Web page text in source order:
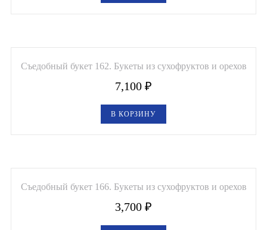
Съедобный букет 162. Букеты из сухофруктов и орехов
7,100 ₽
В КОРЗИНУ
Съедобный букет 166. Букеты из сухофруктов и орехов
3,700 ₽